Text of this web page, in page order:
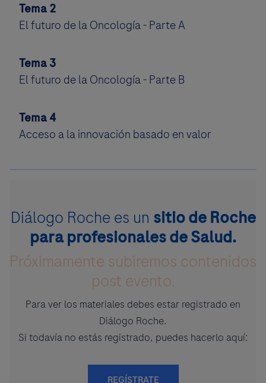
Tema 2
El futuro de la Oncología - Parte A
Tema 3
El futuro de la Oncología - Parte B
Tema 4
Acceso a la innovación basado en valor
Diálogo Roche es un sitio de Roche
para profesionales de Salud.
Próximamente subiremos contenidos
post evento.
Para ver los materiales debes estar registrado en
Diálogo Roche.
Si todavía no estás registrado, puedes hacerlo aquí:
REGÍSTRATE